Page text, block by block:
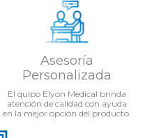
Asesoría
Personalizada
El quipo Elyon Medical brinda
atención de calidad con ayuda
en la mejor opción del producto.